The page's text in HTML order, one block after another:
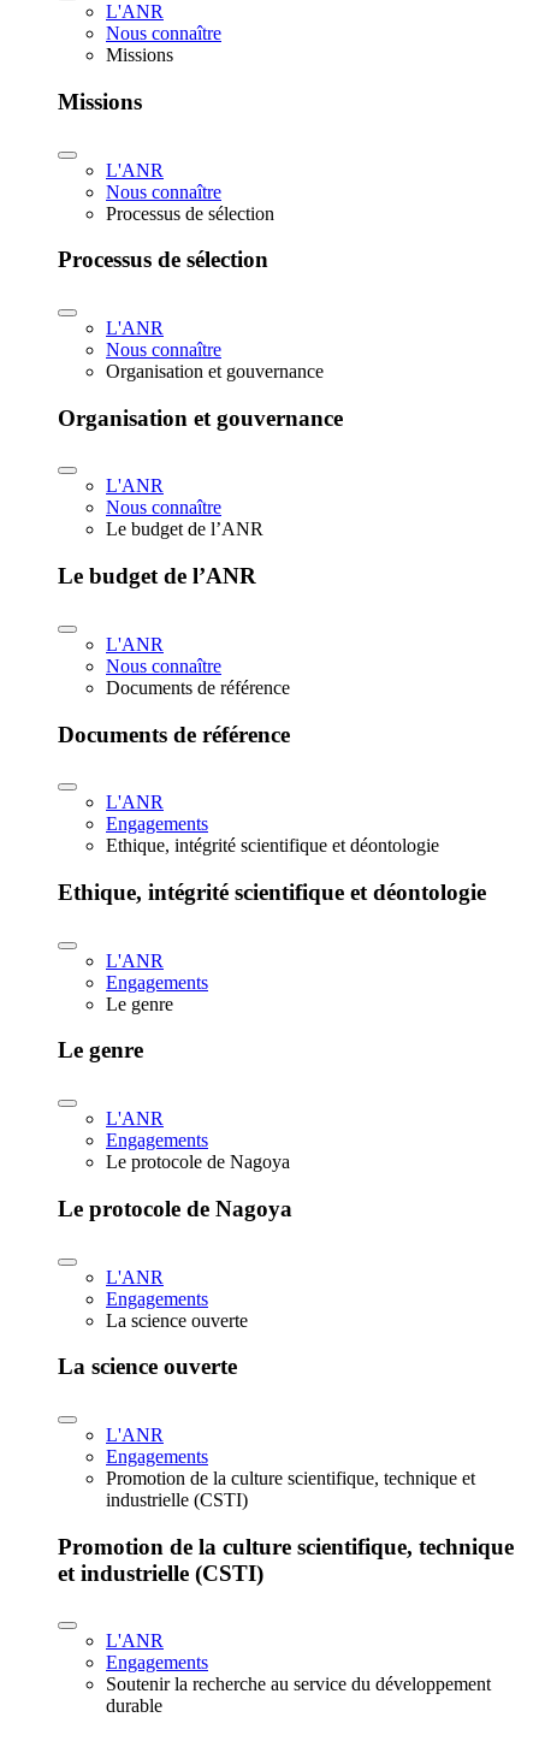
L'ANR
Nous connaître
Missions
Missions
L'ANR
Nous connaître
Processus de sélection
Processus de sélection
L'ANR
Nous connaître
Organisation et gouvernance
Organisation et gouvernance
L'ANR
Nous connaître
Le budget de l’ANR
Le budget de l’ANR
L'ANR
Nous connaître
Documents de référence
Documents de référence
L'ANR
Engagements
Ethique, intégrité scientifique et déontologie
Ethique, intégrité scientifique et déontologie
L'ANR
Engagements
Le genre
Le genre
L'ANR
Engagements
Le protocole de Nagoya
Le protocole de Nagoya
L'ANR
Engagements
La science ouverte
La science ouverte
L'ANR
Engagements
Promotion de la culture scientifique, technique et
industrielle (CSTI)
Promotion de la culture scientifique, technique
et industrielle (CSTI)
L'ANR
Engagements
Soutenir la recherche au service du développement
durable